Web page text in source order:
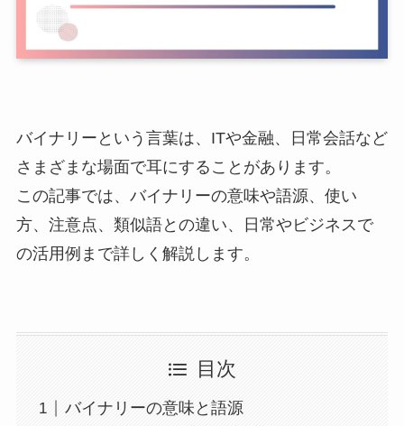
バイナリーという言葉は、ITや金融、日常会話など
さまざまな場面で耳にすることがあります。
この記事では、バイナリーの意味や語源、使い
方、注意点、類似語との違い、日常やビジネスで
の活用例まで詳しく解説します。
目次
バイナリーの意味と語源